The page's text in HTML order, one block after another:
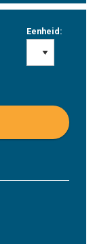
Eenheid: